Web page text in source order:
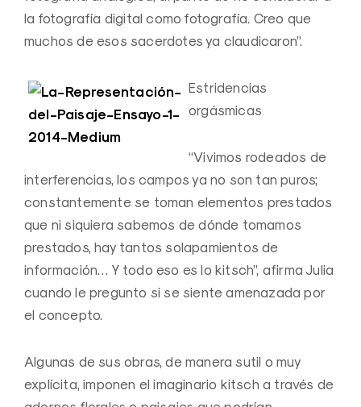
la fotografía digital como fotografía. Creo que
muchos de esos sacerdotes ya claudicaron”.
Estridencias
orgásmicas
“Vivimos rodeados de
interferencias, los campos ya no son tan puros;
constantemente se toman elementos prestados
que ni siquiera sabemos de dónde tomamos
prestados, hay tantos solapamientos de
información… Y todo eso es lo kitsch”, afirma Julia
cuando le pregunto si se siente amenazada por
el concepto.
Algunas de sus obras, de manera sutil o muy
explícita, imponen el imaginario kitsch a través de